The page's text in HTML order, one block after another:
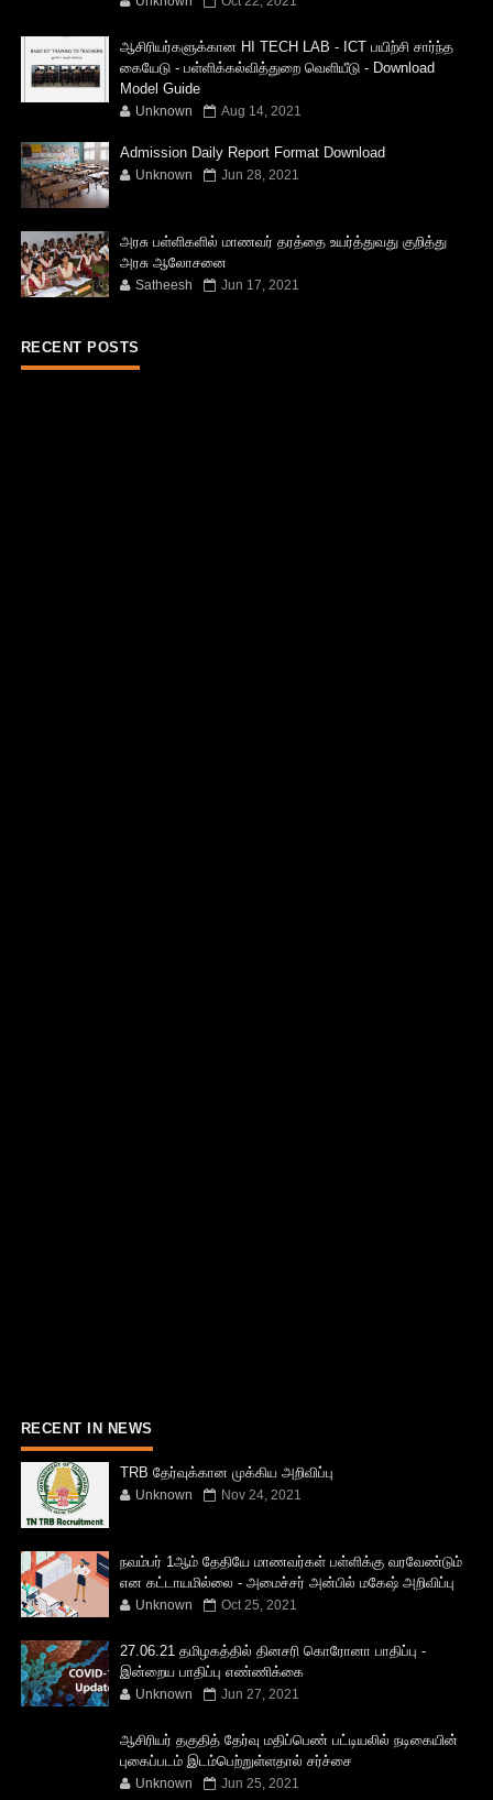
ஆசிரியர்களுக்கான HI TECH LAB - ICT பயிற்சி சார்ந்த
கையேடு - பள்ளிக்கல்வித்துறை வெளியீடு - Download
Model Guide
Unknown Aug 14, 2021
Admission Daily Report Format Download
Unknown Jun 28, 2021
அரசு பள்ளிகளில் மாணவர் தரத்தை உயர்த்துவது குறித்து
அரசு ஆலோசனை
Satheesh Jun 17, 2021
RECENT POSTS
RECENT IN NEWS
TRB தேர்வுக்கான முக்கிய அறிவிப்பு
Unknown Nov 24, 2021
நவம்பர் 1ஆம் தேதியே மாணவர்கள் பள்ளிக்கு வரவேண்டும்
என கட்டாயமில்லை - அமைச்சர் அன்பில் மகேஷ் அறிவிப்பு
Unknown Oct 25, 2021
27.06.21 தமிழகத்தில் தினசரி கொரோனா பாதிப்பு -
இன்றைய பாதிப்பு எண்ணிக்கை
Unknown Jun 27, 2021
ஆசிரியர் தகுதித் தேர்வு மதிப்பெண் பட்டியலில் நடிகையின்
புகைப்படம் இடம்பெற்றுள்ளதால் சர்ச்சை
Unknown Jun 25, 2021